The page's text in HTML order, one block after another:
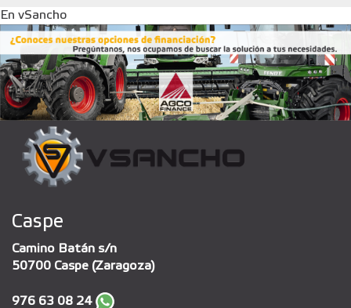
En vSancho
Caspe
Camino Batán s/n
50700 Caspe (Zaragoza)
976 63 08 24